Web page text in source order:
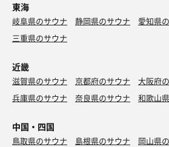
と、いうわけで２バッチ目もルー
を。
今回は奥のヤバい部屋も体感して(
さあ、今日はクルマで大阪まで来
マ系の用事があるので)心斎橋のア
の近鉄沿線の時間貸しに停めまし
˙)꜆꜄꜆ｱﾀｯｱｰﾀｯﾀｯﾀｯﾀｯﾀｯﾀｯﾀｯｱﾀｯので
しょう🤪
のもあって湿度がめっちゃ上がっ
これでルーチンワークは8分3セッ
定よりちょい早いんだけど、せっ
ーでも覗いて買い出しして帰るか
東海
岐阜県のサウナ 静岡県のサウナ
愛知県
三重県のサウナ
近畿
滋賀県のサウナ 京都府のサウナ
大阪府
兵庫県のサウナ
奈良県のサウナ 和歌山
中国・四国
鳥取県のサウナ 島根県のサウナ
岡山県